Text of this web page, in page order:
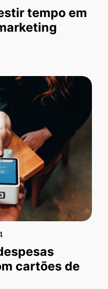
tempo em
cartões de